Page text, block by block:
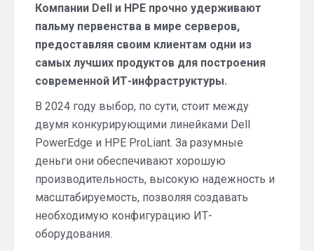
Компании Dell и HPE прочно удерживают
пальму первенства в мире серверов,
предоставляя своим клиентам одни из
самых лучших продуктов для построения
современной ИТ-инфраструктуры.
В 2024 году выбор, по сути, стоит между
двумя конкурирующими линейками Dell
PowerEdge и HPE ProLiant. За разумные
деньги они обеспечивают хорошую
производительность, высокую надежность и
масштабируемость, позволяя создавать
необходимую конфигурацию ИТ-
оборудования.